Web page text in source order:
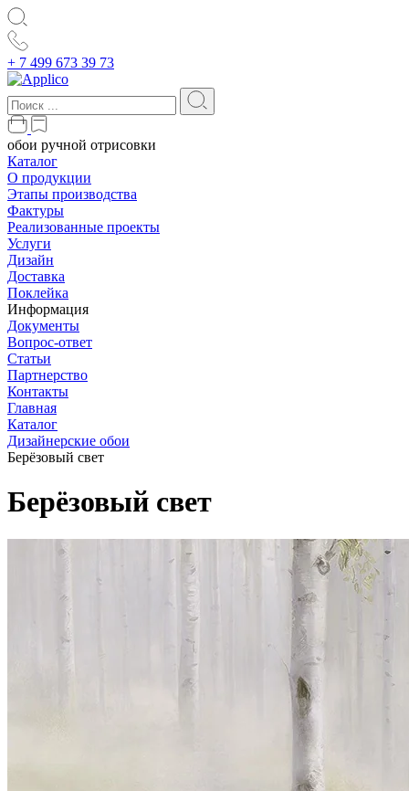
+ 7 499 673 39 73
обои ручной отрисовки
Каталог
О продукции
Этапы производства
Фактуры
Реализованные проекты
Услуги
Дизайн
Доставка
Поклейка
Информация
Документы
Вопрос-ответ
Статьи
Партнерство
Контакты
Главная
Каталог
Дизайнерские обои
Берёзовый свет
Берёзовый свет